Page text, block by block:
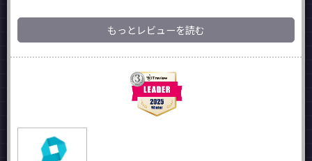
もっとレビューを読む